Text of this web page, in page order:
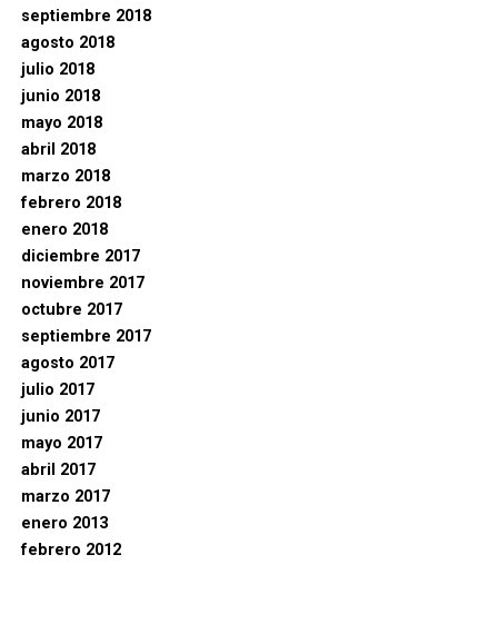
septiembre 2018
agosto 2018
julio 2018
junio 2018
mayo 2018
abril 2018
marzo 2018
febrero 2018
enero 2018
diciembre 2017
noviembre 2017
octubre 2017
septiembre 2017
agosto 2017
julio 2017
junio 2017
mayo 2017
abril 2017
marzo 2017
enero 2013
febrero 2012